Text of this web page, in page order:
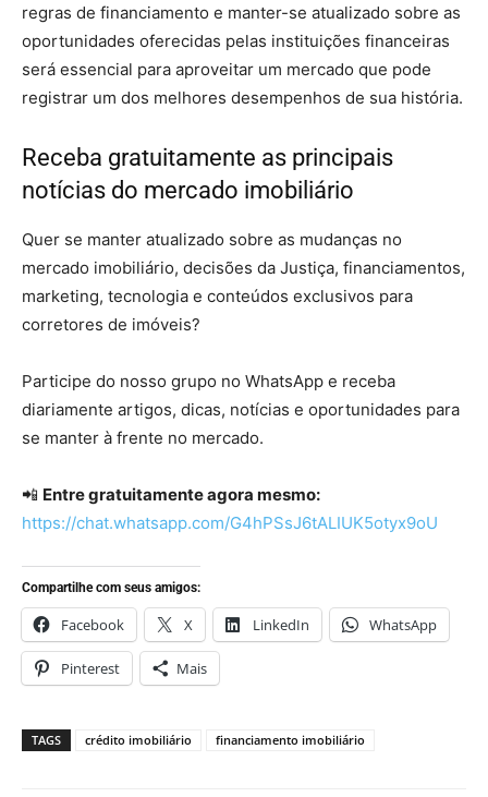
regras de financiamento e manter-se atualizado sobre as
oportunidades oferecidas pelas instituições financeiras
será essencial para aproveitar um mercado que pode
registrar um dos melhores desempenhos de sua história.
Receba gratuitamente as principais
notícias do mercado imobiliário
Quer se manter atualizado sobre as mudanças no
mercado imobiliário, decisões da Justiça, financiamentos,
marketing, tecnologia e conteúdos exclusivos para
corretores de imóveis?
Participe do nosso grupo no WhatsApp e receba
diariamente artigos, dicas, notícias e oportunidades para
se manter à frente no mercado.
📲 Entre gratuitamente agora mesmo:
https://chat.whatsapp.com/G4hPSsJ6tALIUK5otyx9oU
Compartilhe com seus amigos:
Facebook X LinkedIn WhatsApp
Pinterest Mais
TAGS crédito imobiliário financiamento imobiliário